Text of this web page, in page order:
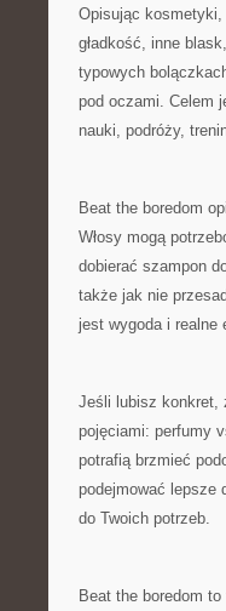
Opisując kosmetyki,
gładkość, inne
typowych
pod oczami. Celem
nauki, podróży,
Beat the boredom
Włosy mogą
dobierać szampon
także jak nie
jest wygoda i
Jeśli lubisz konkret,
pojęciami: perfumy
potrafią brzmieć
podejmować lepsze
do Twoich potrzeb.
Beat the boredom